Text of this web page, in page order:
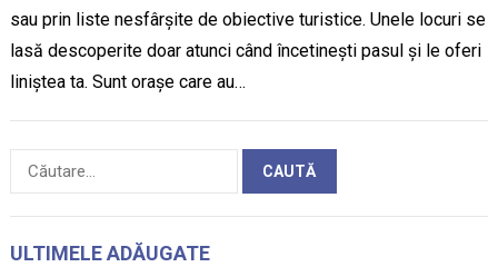
sau prin liste nesfârșite de obiective turistice. Unele locuri se
lasă descoperite doar atunci când încetinești pasul și le oferi
liniștea ta. Sunt orașe care au…
Caută
după:
ULTIMELE ADĂUGATE